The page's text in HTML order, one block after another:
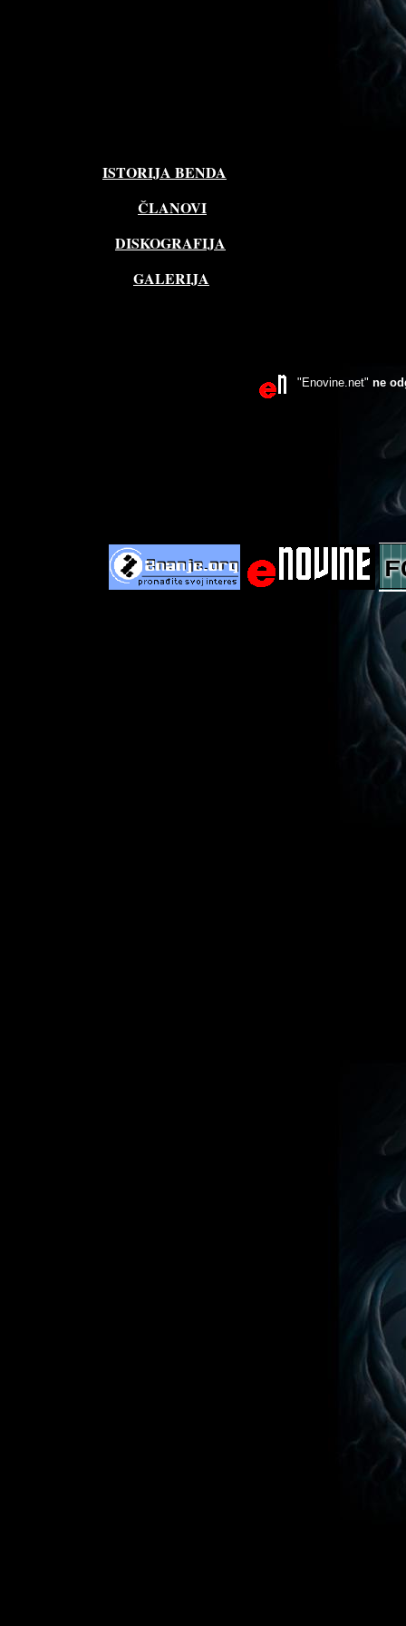
ISTORIJA BENDA
ČLANOVI
DISKOGRAFIJA
GALERIJA
"Enovine.net" ne